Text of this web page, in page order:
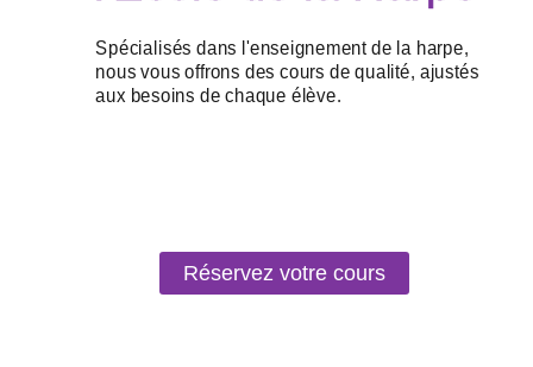
Réservez votre cours